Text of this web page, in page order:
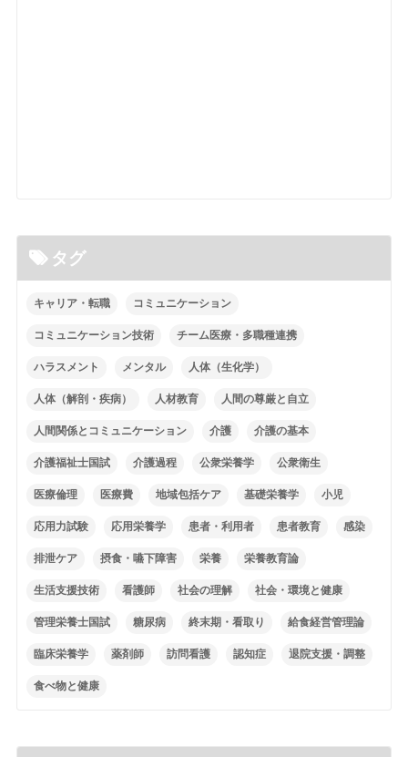
タグ
キャリア・転職 コミュニケーション
コミュニケーション技術 チーム医療・多職種連携
ハラスメント メンタル 人体（生化学）
人体（解剖・疾病） 人材教育 人間の尊厳と自立
人間関係とコミュニケーション 介護 介護の基本
介護福祉士国試 介護過程 公衆栄養学 公衆衛生
医療倫理 医療費 地域包括ケア 基礎栄養学 小児
応用力試験 応用栄養学 患者・利用者 患者教育 感染
排泄ケア 摂食・嚥下障害 栄養 栄養教育論
生活支援技術 看護師 社会の理解 社会・環境と健康
管理栄養士国試 糖尿病 終末期・看取り 給食経営管理論
臨床栄養学 薬剤師 訪問看護 認知症 退院支援・調整
食べ物と健康